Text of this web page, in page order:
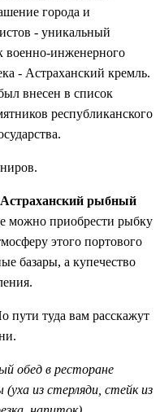
города и
- уникальный
военно-инженерного
- Астраханский кремль.
внесен в список
республиканского
рыбный
можно приобрести рыбку
этого портового
базары, а купечество
пути туда вам расскажут
обед в ресторане
из стерляди, стейк из